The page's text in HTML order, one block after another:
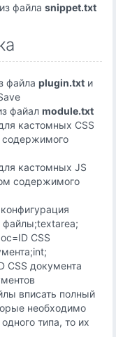
файла snippet.txt
файла plugin.txt и
файал module.txt
кастомных CSS
содержимого
кастомных JS
содержимого
файлы;textarea;
CSS
CSS документа
вписать полный
необходимо
типа, то их